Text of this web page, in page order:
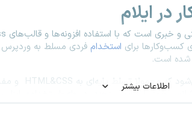
اطلاعات بیشتر
ایلام
است که با استفاده افزونه‌ها و قالب‌های
کسب‌وکارها برای استخدام فردی مسلط به
شده است.
که معمولا تسلط پایه‌ای به HTML&CSS
خود را افزایش دهند. در «ای‌-استخدام»، ابزار